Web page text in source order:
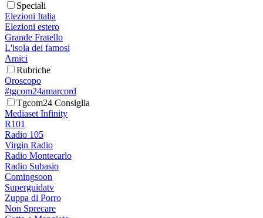
Speciali
Elezioni Italia
Elezioni estero
Grande Fratello
L'isola dei famosi
Amici
Rubriche
Oroscopo
#tgcom24amarcord
Tgcom24 Consiglia
Mediaset Infinity
R101
Radio 105
Virgin Radio
Radio Montecarlo
Radio Subasio
Comingsoon
Superguidatv
Zuppa di Porro
Non Sprecare